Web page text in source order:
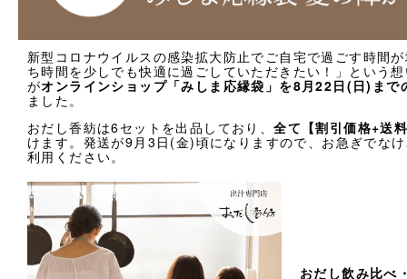
特定商取引法に基づく表記
プライバシーポリシー
新型コロナウイルスの感染拡大防止でご自宅で過ごす時間
ち時間を少しでも快適に過ごしていただきたい！」という
がオンラインショップ「みしま応縁袋」を8月22日(日)まで
ました。
おだし香紡は6セットを出品しており、全て【割引価格+送
けます。発送が9月3日(金)頃になりますので、お急ぎでな
利用ください。
おだし飲み比べ